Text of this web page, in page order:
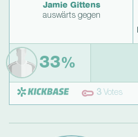
Jamie Gittens
auswärts gegen
33%
3Votes